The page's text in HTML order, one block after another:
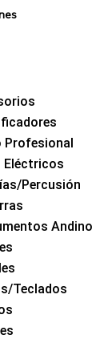
Profesional
Eléctricos
Percusión
Teclados